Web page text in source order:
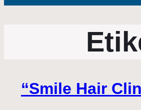
“Smile Hair